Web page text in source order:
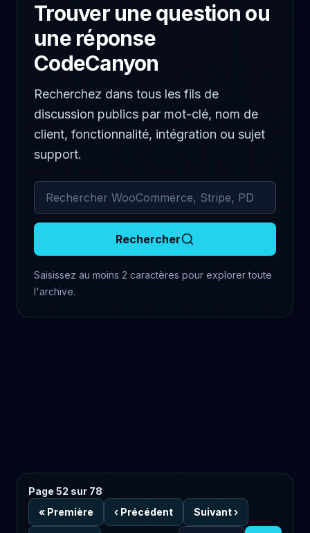
Trouver une question ou
une réponse
CodeCanyon
Recherchez dans tous les fils de
discussion publics par mot-clé, nom de
client, fonctionnalité, intégration ou sujet
support.
Rechercher dans les commentaires archivés
Rechercher
Saisissez au moins 2 caractères pour explorer toute
l'archive.
Page 52 sur 78
« Première ‹ Précédent Suivant›